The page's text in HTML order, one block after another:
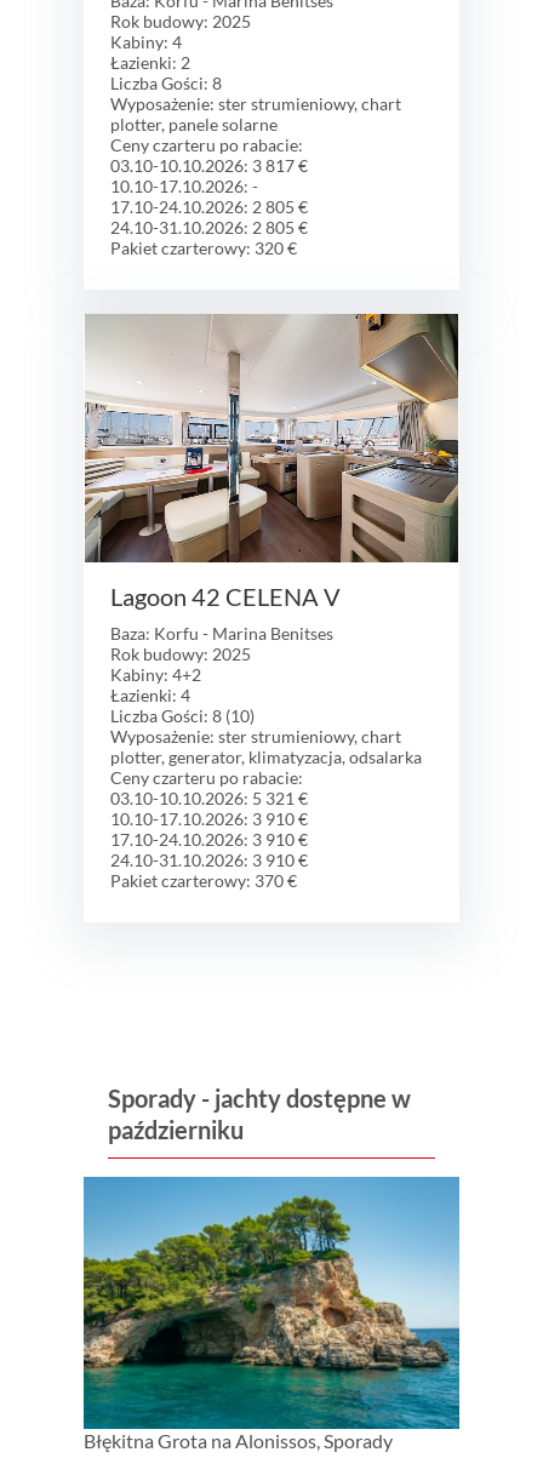
Rok budowy: 2025
Kabiny: 4
Łazienki: 2
Liczba Gości: 8
Wyposażenie: ster strumieniowy, chart
plotter, panele solarne
Ceny czarteru po rabacie:
03.10-10.10.2026: 3 817 €
10.10-17.10.2026: -
17.10-24.10.2026: 2 805 €
24.10-31.10.2026: 2 805 €
Pakiet czarterowy: 320 €
Lagoon 42 CELENA V
Baza: Korfu - Marina Benitses
Rok budowy: 2025
Kabiny: 4+2
Łazienki: 4
Liczba Gości: 8 (10)
Wyposażenie: ster strumieniowy, chart
plotter, generator, klimatyzacja, odsalarka
Ceny czarteru po rabacie:
03.10-10.10.2026: 5 321 €
10.10-17.10.2026: 3 910 €
17.10-24.10.2026: 3 910 €
24.10-31.10.2026: 3 910 €
Pakiet czarterowy: 370 €
Sporady - jachty dostępne w
październiku
Błękitna Grota na Alonissos, Sporady